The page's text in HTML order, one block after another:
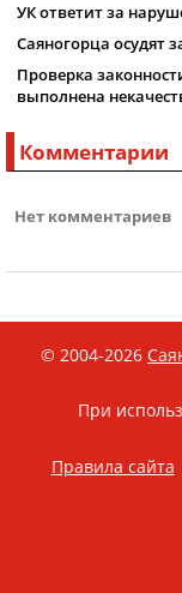
УК ответит за
Саяногорца осудят
Проверка
выполнена
Комментарии
Нет комментариев
© 2004-2026
При
Правила сайта